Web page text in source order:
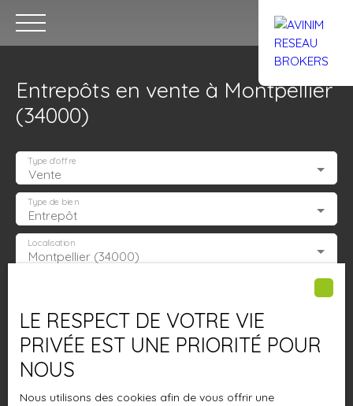
Accueil Acheter Trouver un
Estimation
Entrepôts en vente à Montpellier
(34000)
Vente
Type d'offre
Entrepôt
Type de bien
Montpellier (34000)
Localisation
Surface min (m²)
LE RESPECT DE VOTRE VIE
PRIVÉE EST UNE PRIORITÉ POUR
NOUS
Nous utilisons des cookies afin de vous offrir une